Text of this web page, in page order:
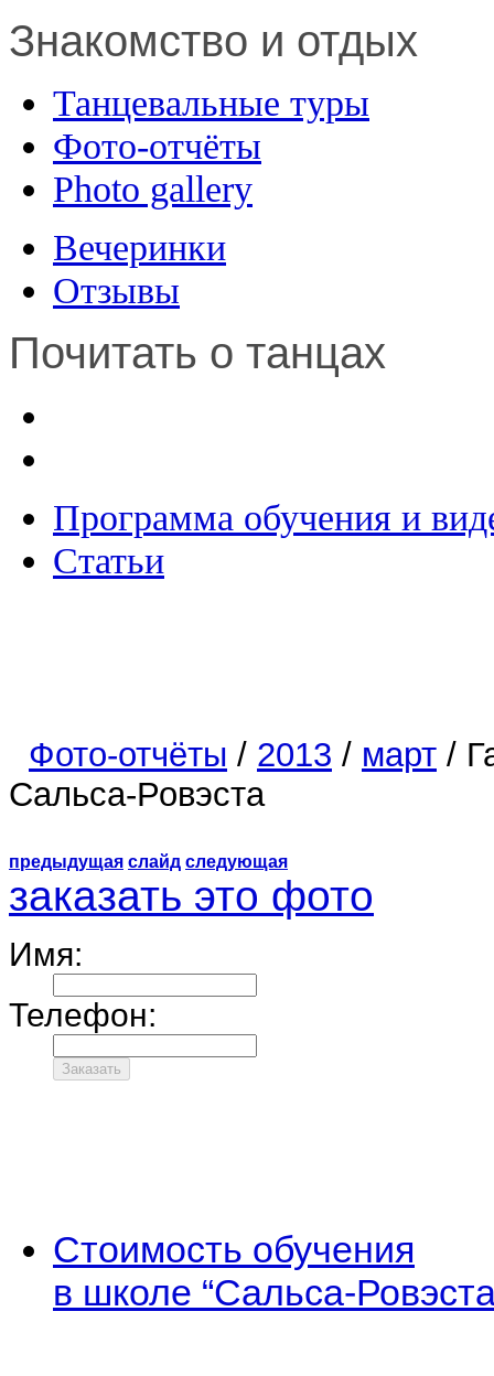
Знакомство и отдых
Танцевальные туры
Фото-отчёты
Photo gallery
Вечеринки
Отзывы
Почитать о танцах
Программа обучения и
Статьи
Фото-отчёты / 2013 / март /
Сальса-Ровэста
предыдущая слайд следующая
заказать это фото
Имя:
Телефон:
Стоимость обучения
в школе “Сальса-